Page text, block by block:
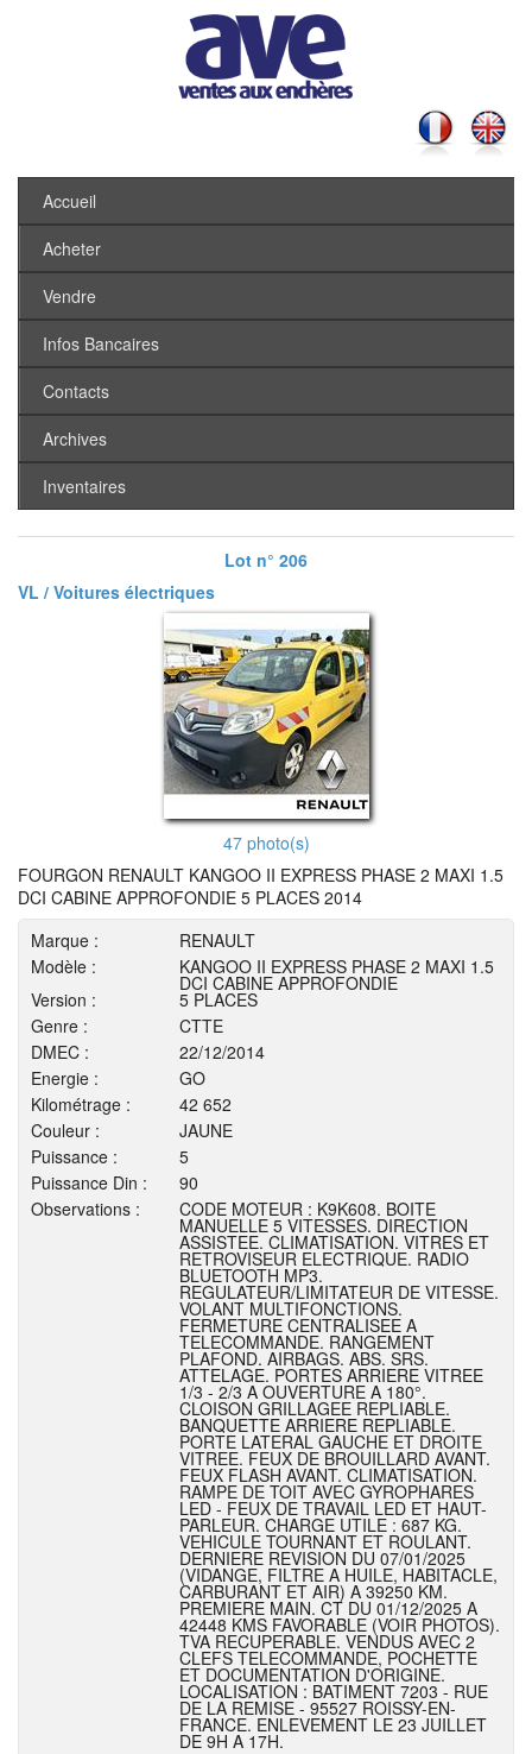
Accueil
Acheter
Vendre
Infos Bancaires
Contacts
Archives
Inventaires
Lot n° 206
VL / Voitures électriques
47 photo(s)
FOURGON RENAULT KANGOO II EXPRESS PHASE 2 MAXI 1.5
DCI CABINE APPROFONDIE 5 PLACES 2014
Marque :
RENAULT
Modèle :
KANGOO II EXPRESS PHASE 2 MAXI 1.5
DCI CABINE APPROFONDIE
Version :
5 PLACES
Genre :
CTTE
DMEC :
22/12/2014
Energie :
GO
Kilométrage :
42 652
Couleur :
JAUNE
Puissance :
5
Puissance Din :
90
Observations :
CODE MOTEUR : K9K608. BOITE
MANUELLE 5 VITESSES. DIRECTION
ASSISTEE. CLIMATISATION. VITRES ET
RETROVISEUR ELECTRIQUE. RADIO
BLUETOOTH MP3.
REGULATEUR/LIMITATEUR DE VITESSE.
VOLANT MULTIFONCTIONS.
FERMETURE CENTRALISEE A
TELECOMMANDE. RANGEMENT
PLAFOND. AIRBAGS. ABS. SRS.
ATTELAGE. PORTES ARRIERE VITREE
1/3 - 2/3 A OUVERTURE A 180°.
CLOISON GRILLAGEE REPLIABLE.
BANQUETTE ARRIERE REPLIABLE.
PORTE LATERAL GAUCHE ET DROITE
VITREE. FEUX DE BROUILLARD AVANT.
FEUX FLASH AVANT. CLIMATISATION.
RAMPE DE TOIT AVEC GYROPHARES
LED - FEUX DE TRAVAIL LED ET HAUT-
PARLEUR. CHARGE UTILE : 687 KG.
VEHICULE TOURNANT ET ROULANT.
DERNIERE REVISION DU 07/01/2025
(VIDANGE, FILTRE A HUILE, HABITACLE,
CARBURANT ET AIR) A 39250 KM.
PREMIERE MAIN. CT DU 01/12/2025 A
42448 KMS FAVORABLE (VOIR PHOTOS).
TVA RECUPERABLE. VENDUS AVEC 2
CLEFS TELECOMMANDE, POCHETTE
ET DOCUMENTATION D'ORIGINE.
LOCALISATION : BATIMENT 7203 - RUE
DE LA REMISE - 95527 ROISSY-EN-
FRANCE. ENLEVEMENT LE 23 JUILLET
DE 9H A 17H.